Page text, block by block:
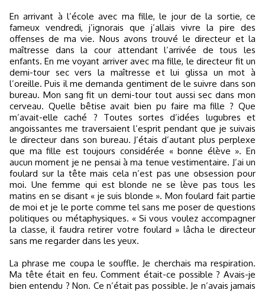
En arrivant à l’école avec ma fille, le jour de la sortie, ce
fameux vendredi, j’ignorais que j’allais vivre la pire des
offenses de ma vie. Nous avons trouvé le directeur et la
maîtresse dans la cour attendant l’arrivée de tous les
enfants. En me voyant arriver avec ma fille, le directeur fit un
demi-tour sec vers la maîtresse et lui glissa un mot à
l’oreille. Puis il me demanda gentiment de le suivre dans son
bureau. Mon sang fit un demi-tour tout aussi sec dans mon
cerveau. Quelle bêtise avait bien pu faire ma fille ? Que
m’avait-elle caché ? Toutes sortes d’idées lugubres et
angoissantes me traversaient l’esprit pendant que je suivais
le directeur dans son bureau. J’étais d’autant plus perplexe
que ma fille est toujours considérée « bonne élève ». En
aucun moment je ne pensai à ma tenue vestimentaire. J’ai un
foulard sur la tête mais cela n’est pas une obsession pour
moi. Une femme qui est blonde ne se lève pas tous les
matins en se disant « je suis blonde ». Mon foulard fait partie
de moi et je le porte comme tel sans me poser de questions
politiques ou métaphysiques. « Si vous voulez accompagner
la classe, il faudra retirer votre foulard » lâcha le directeur
sans me regarder dans les yeux.
La phrase me coupa le souffle. Je cherchais ma respiration.
Ma tête était en feu. Comment était-ce possible ? Avais-je
bien entendu ? Non. Ce n’était pas possible. Je n’avais jamais